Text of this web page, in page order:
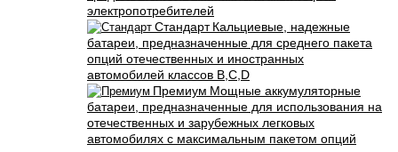
электропотребителей
Стандарт Кальциевые, надежные
батареи, предназначенные для среднего пакета
опций отечественных и иностранных
автомобилей классов B,C,D
Премиум Мощные аккумуляторные
батареи, предназначенные для использования на
отечественных и зарубежных легковых
автомобилях с максимальным пакетом опций